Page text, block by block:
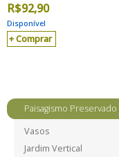
R$92,90
Disponível
Comprar
Paisagismo Preservado
Vasos
Jardim Vertical